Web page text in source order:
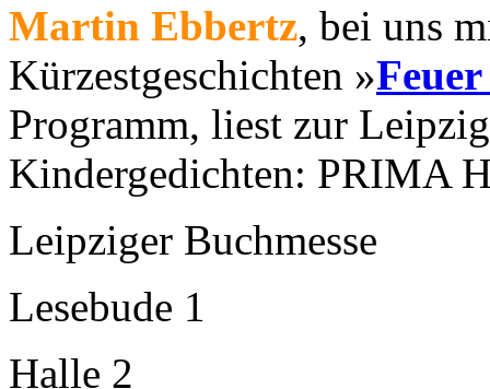
Martin Ebbertz, bei uns
Kürzestgeschichten »
Programm, liest zur
Kindergedichten: PRIMA
Leipziger Buchmesse
Lesebude 1
Halle 2